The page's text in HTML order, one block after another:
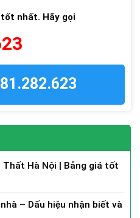
nhất. Hãy gọi
Hà Nội | Bảng giá tốt
– Dấu hiệu nhận biết và